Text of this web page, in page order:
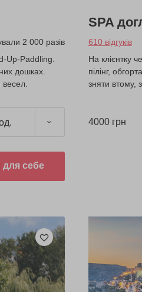
2 000 разів
Up-Paddling.
дошках.
для себе
SPA
610 відгуків
На клієнтку
пілінг,
зняти втому,
4000 грн